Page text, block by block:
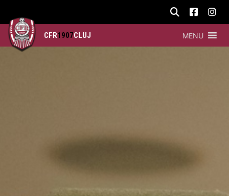
CFR1907CLUJ MENU